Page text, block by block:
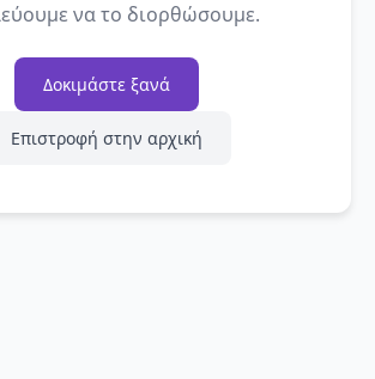
να το διορθώσουμε.
Δοκιμάστε ξανά
Επιστροφή στην αρχική